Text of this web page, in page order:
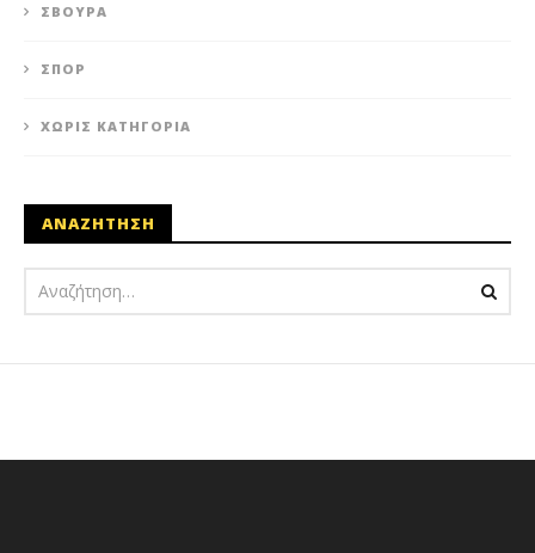
ΣΒΟΎΡΑ
ΣΠΟΡ
ΧΩΡΊΣ ΚΑΤΗΓΟΡΊΑ
ΑΝΑΖΗΤΗΣΗ